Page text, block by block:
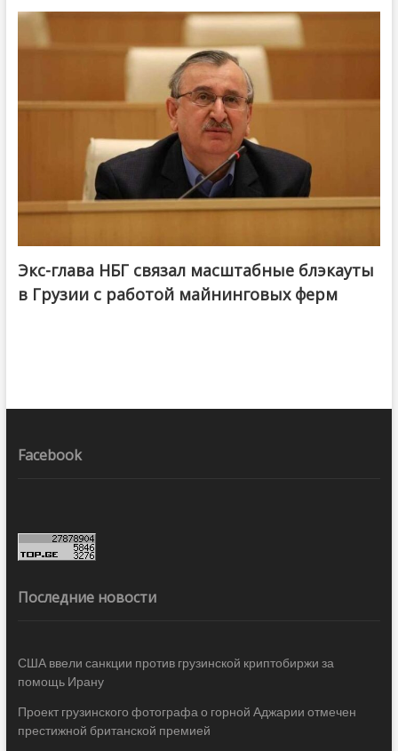
Экс-глава НБГ связал масштабные блэкауты
в Грузии с работой майнинговых ферм
Facebook
Последние новости
США ввели санкции против грузинской криптобиржи за
помощь Ирану
Проект грузинского фотографа о горной Аджарии отмечен
престижной британской премией